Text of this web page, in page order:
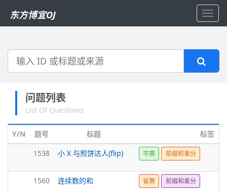
东方博宜OJ
搜
问题列表
List Of Questions
Y/N 题号 标题
标签
1538
小 X 与煎饼达人(flip) 市赛 前缀和差分
1560 连续数的和 省赛 前缀和差分